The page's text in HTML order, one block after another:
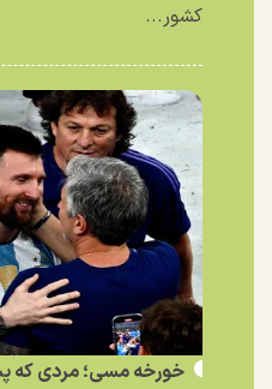
کشور...
خورخه مسی؛ مردی که